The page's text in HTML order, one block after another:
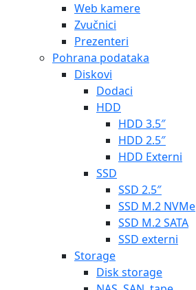
Web kamere
Zvučnici
Prezenteri
Pohrana podataka
Diskovi
Dodaci
HDD
HDD 3.5″
HDD 2.5″
HDD Externi
SSD
SSD 2.5″
SSD M.2 NVMe
SSD M.2 SATA
SSD externi
Storage
Disk storage